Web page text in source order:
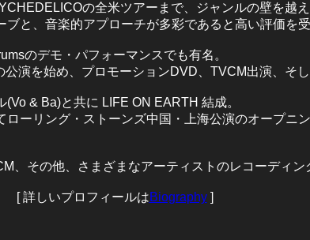
の全米ツアーまで、ジャンルの壁を越え
と、音楽的アプローチが多彩であると高い評価を受
のデモ・パフォーマンスでも有名。
演を始め、プロモーションDVD、TVCM出演、そし
(Vo & Ba)と共に LIFE ON EARTH 結成。
ーリング・ストーンズ中国・上海公演のオープニ
、その他、さまざまなアーティストのレコーディン
[ 詳しいプロフィールはBiography]